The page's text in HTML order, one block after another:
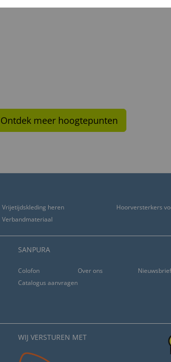
Ontdek meer hoogtepunten
Vrijetijdskleding heren Hoorversterkers
Verbandmateriaal
SANPURA
Colofon Over ons
Catalogus aanvragen
WIJ VERSTUREN MET